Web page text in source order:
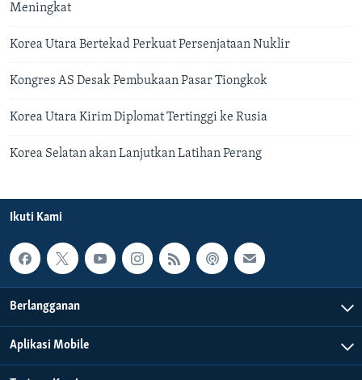
Meningkat
Korea Utara Bertekad Perkuat Persenjataan Nuklir
Kongres AS Desak Pembukaan Pasar Tiongkok
Korea Utara Kirim Diplomat Tertinggi ke Rusia
Korea Selatan akan Lanjutkan Latihan Perang
Ikuti Kami
Berlangganan
Aplikasi Mobile